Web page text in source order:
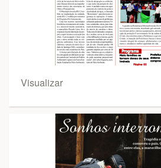
Visualizar